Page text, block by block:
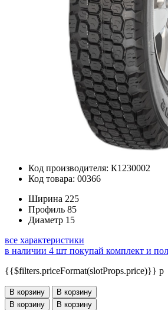
Код производителя: К1230002
Код товара: 00366
Ширина 225
Профиль 85
Диаметр 15
все характеристики
в наличии 4 шт покупай комплект и
{{$filters.priceFormat(slotProps.price)}} p
В корзину
В корзину
В корзину
В корзину